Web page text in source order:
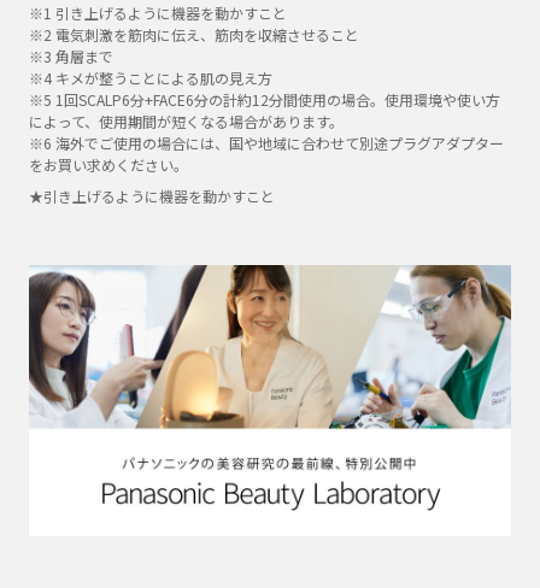
※1 引き上げるように機器を動かすこと
※2 電気刺激を筋肉に伝え、筋肉を収縮させること
※3 角層まで
※4 キメが整うことによる肌の見え方
※5 1回SCALP6分+FACE6分の計約12分間使用の場合。使用環境や使い方
によって、使用期間が短くなる場合があります。
※6 海外でご使用の場合には、国や地域に合わせて別途プラグアダプター
をお買い求めください。
★引き上げるように機器を動かすこと